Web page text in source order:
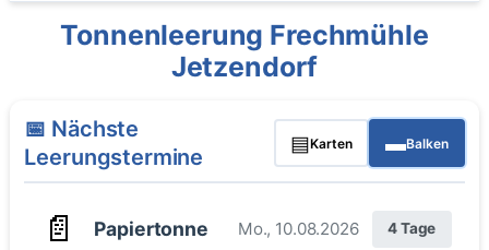
Tonnenleerung Frechmühle
Jetzendorf
📅 Nächste
Leerungstermine
▤Karten ▬Balken
📄 Papiertonne Mo., 10.08.2026 4 Tage